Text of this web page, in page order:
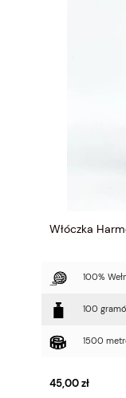
Włóczka
100%
100
1500
45,00 zł